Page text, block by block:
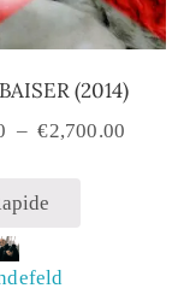
(2014)
– €2,700.00